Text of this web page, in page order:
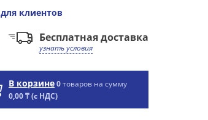
для клиентов
Бесплатная доставка
узнать условия
В корзине0товаров на сумму
0,00 ₸ (с НДС)